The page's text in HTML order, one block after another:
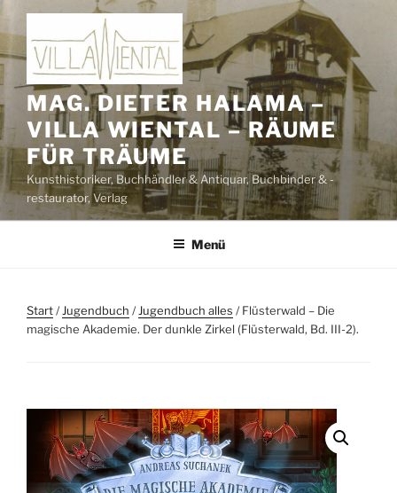
Zum
Inhalt
springen
MAG. DIETER HALAMA –
VILLA WIENTAL – RÄUME
FÜR TRÄUME
Kunsthistoriker, Buchhändler & Antiquar, Buchbinder & -
restaurator, Verlag
Menü
Start/Jugendbuch /Jugendbuch alles / Flüsterwald – Die
magische Akademie. Der dunkle Zirkel (Flüsterwald, Bd. III-2).